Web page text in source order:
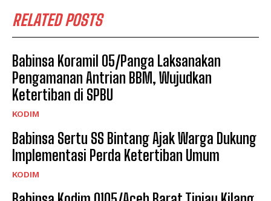
RELATED POSTS
Babinsa Koramil 05/Panga Laksanakan
Pengamanan Antrian BBM, Wujudkan
Ketertiban di SPBU
KODIM
Babinsa Sertu SS Bintang Ajak Warga Dukung
Implementasi Perda Ketertiban Umum
KODIM